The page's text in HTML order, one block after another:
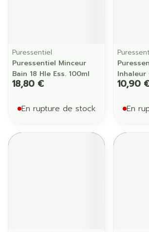
Puressentiel
Puressentiel Minceur
Bain 18 Hle Ess. 100ml
18,80 €
En rupture de stock
Inhaleur
10,90
En